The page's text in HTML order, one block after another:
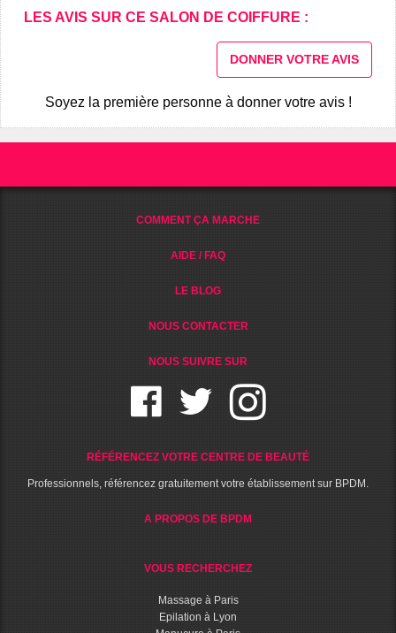
LES AVIS SUR CE SALON DE COIFFURE :
DONNER VOTRE AVIS
Soyez la première personne à donner votre avis !
COMMENT ÇA MARCHE
AIDE / FAQ
LE BLOG
NOUS CONTACTER
NOUS SUIVRE SUR
RÉFÉRENCEZ VOTRE CENTRE DE BEAUTÉ
Professionnels, référencez gratuitement votre établissement sur BPDM.
A PROPOS DE BPDM
VOUS RECHERCHEZ
Massage à Paris
Epilation à Lyon